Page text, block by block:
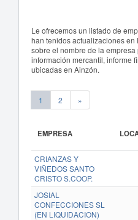
Le ofrecemos un listado de
han tenidos actualizaciones en
sobre el nombre de la
información mercantil, informe
ubicadas en Ainzón.
1 2 »
EMPRESA
CRIANZAS Y
VIÑEDOS SANTO
CRISTO S.COOP.
JOSIAL
CONFECCIONES SL
(EN LIQUIDACION)